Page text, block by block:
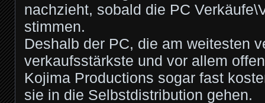
nachzieht, sobald die PC
stimmen.
Deshalb der PC, die am weitesten
verkaufsstärkste und vor allem
Kojima Productions sogar fast
sie in die Selbstdistribution gehen.